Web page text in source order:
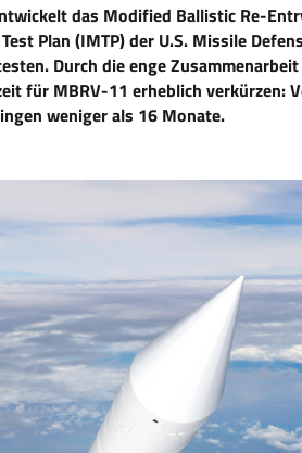
das Modified Ballistic Re-
Plan (IMTP) der U.S. Missile
Durch die enge
für MBRV-11 erheblich verkürzen:
weniger als 16 Monate.